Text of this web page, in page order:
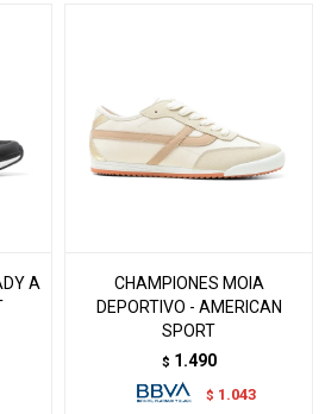
A
CHAMPIONES MOIA
DEPORTIVO - AMERICAN
SPORT
$ 1.490
$ 1.043